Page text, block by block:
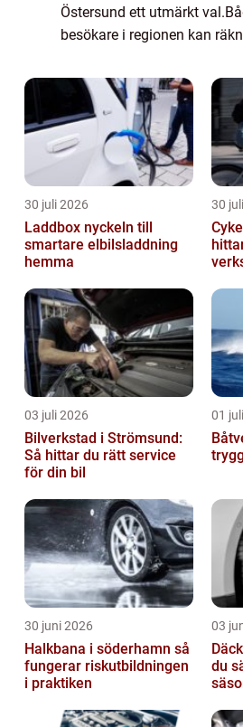
Östersund ett utmärkt
besökare i regionen kan
30 juli 2026
Laddbox nyckeln till
smartare elbilsladdning
hemma
30
03 juli 2026
Bilverkstad i Strömsund:
Så hittar du rätt service
för din bil
01
30 juni 2026
Halkbana i söderhamn så
fungerar riskutbildningen
i praktiken
03
du